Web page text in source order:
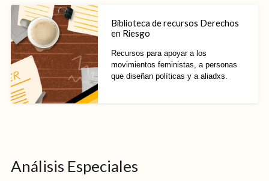
Biblioteca de recursos Derechos
en Riesgo
Recursos para apoyar a los
movimientos feministas, a personas
que diseñan políticas y a aliadxs.
Análisis Especiales